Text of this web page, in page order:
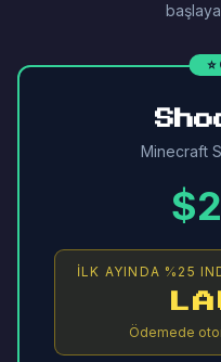
Minecraft
İLK AYINDA %25
Ödemede